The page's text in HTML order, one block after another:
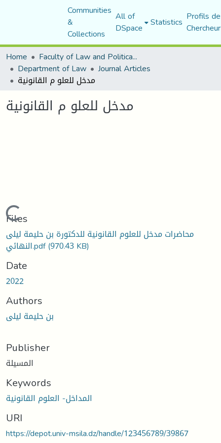
Communities
&
Collections
All of
DSpace Statistics Profils
Home
Faculty of Law and Political Science
Department of Law Journal Articles
مدخل للعلو م القانونية
مدخل للعلو م القانونية
Loading...
Files
محاضرات مدخل للعلوم القانونية للدكتورة بن حليمة ليلى
النهائي.pdf(970.43 KB)
Date
2022
Authors
بن حليمة ليلى
Publisher
المسيلة
Keywords
المداخل- العلوم القانونية
URI
https://depot.univ-msila.dz/handle/123456789/39867